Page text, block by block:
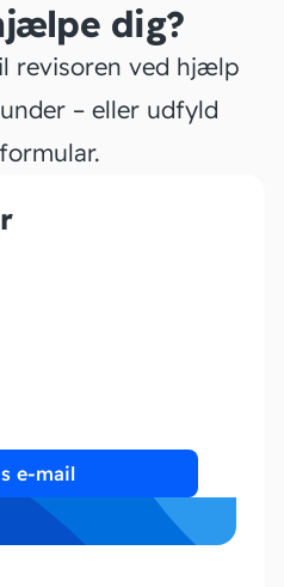
dig?
revisoren ved hjælp
– eller udfyld
e-mail